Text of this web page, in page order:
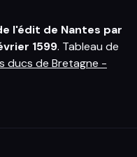
l'édit de Nantes par
1599. Tableau de
ducs de Bretagne -